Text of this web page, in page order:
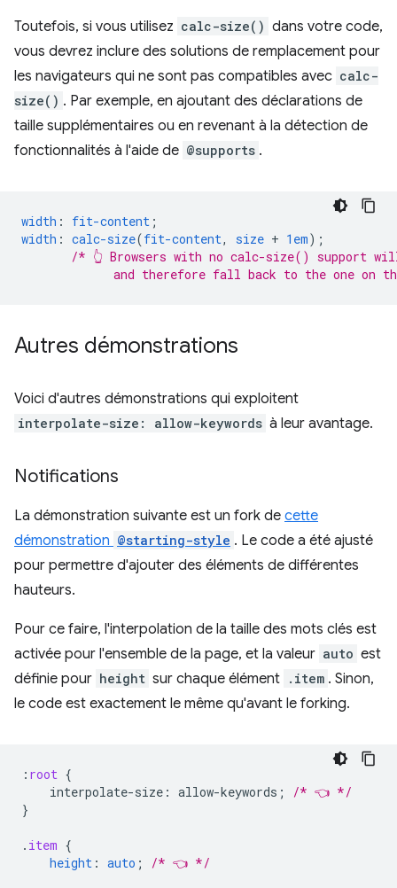
Toutefois, si vous utilisez calc-size() dans votre code,
vous devrez inclure des solutions de remplacement pour
les navigateurs qui ne sont pas compatibles avec calc-
size() . Par exemple, en ajoutant des déclarations de
taille supplémentaires ou en revenant à la détection de
fonctionnalités à l'aide de @supports .
width : fit-content ;
width : calc-size(fit-content, size + 1em);
/* 👆 Browsers with no calc-size() support
and therefore fall back to the one on
Autres démonstrations
Voici d'autres démonstrations qui exploitent
interpolate-size: allow-keywords à leur avantage.
Notifications
La démonstration suivante est un fork de cette
démonstration @starting-style . Le code a été ajusté
pour permettre d'ajouter des éléments de différentes
hauteurs.
Pour ce faire, l'interpolation de la taille des mots clés est
activée pour l'ensemble de la page, et la valeur auto est
définie pour height sur chaque élément .item . Sinon,
le code est exactement le même qu'avant le forking.
: root {
interpolate-size : allow-keywords ;
/* 👈 */
}
. item {
height : auto ; /* 👈 */